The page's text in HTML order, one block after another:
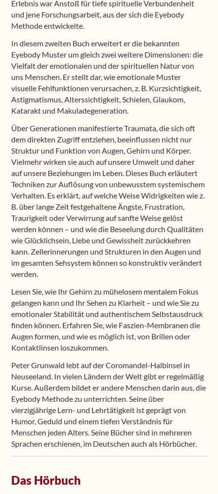
Erlebnis war Anstoß für tiefe spirituelle Verbundenheit
und jene Forschungsarbeit, aus der sich die Eyebody
Methode entwickelte.
In diesem zweiten Buch erweitert er die bekannten
Eyebody Muster um gleich zwei weitere Dimensionen: die
Vielfalt der emotionalen und der spirituellen Natur von
uns Menschen. Er stellt dar, wie emotionale Muster
visuelle Fehlfunktionen verursachen, z. B. Kurzsichtigkeit,
Astigmatismus, Alterssichtigkeit, Schielen, Glaukom,
Katarakt und Makuladegeneration.
Über Generationen manifestierte Traumata, die sich oft
dem direkten Zugriff entziehen, beeinflussen nicht nur
Struktur und Funktion von Augen, Gehirn und Körper.
Vielmehr wirken sie auch auf unsere Umwelt und daher
auf unsere Beziehungen im Leben. Dieses Buch erläutert
Techniken zur Auflösung von unbewusstem systemischem
Verhalten. Es erklärt, auf welche Weise Widrigkeiten wie z.
B. über lange Zeit festgehaltene Ängste, Frustration,
Traurigkeit oder Verwirrung auf sanfte Weise gelöst
werden können – und wie die Beseelung durch Qualitäten
wie Glücklichsein, Liebe und Gewissheit zurückkehren
kann. Zellerinnerungen und Strukturen in den Augen und
im gesamten Sehsystem können so konstruktiv verändert
werden.
Lesen Sie, wie Ihr Gehirn zu mühelosem mentalem Fokus
gelangen kann und Ihr Sehen zu Klarheit – und wie Sie zu
emotionaler Stabilität und authentischem Selbstausdruck
finden können. Erfahren Sie, wie Faszien-Membranen die
Augen formen, und wie es möglich ist, von Brillen oder
Kontaktlinsen loszukommen.
Peter Grunwald lebt auf der Coromandel-Halbinsel in
Neuseeland. In vielen Ländern der Welt gibt er regelmäßig
Kurse. Außerdem bildet er andere Menschen darin aus, die
Eyebody Methode zu unterrichten. Seine über
vierzigjährige Lern- und Lehrtätigkeit ist geprägt von
Humor, Geduld und einem tiefen Verständnis für
Menschen jeden Alters. Seine Bücher sind in mehreren
Sprachen erschienen, im Deutschen auch als Hörbücher.
Das Hörbuch